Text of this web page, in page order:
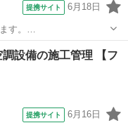
提携サイト 6月18日
す。…
設備の施工管理 【フ
提携サイト 6月16日